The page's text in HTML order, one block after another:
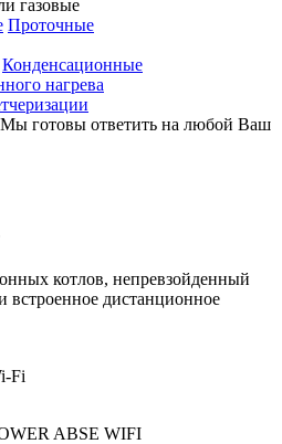
газовые
Проточные
Конденсационные
нагрева
Мы готовы ответить на любой Ваш
котлов, непревзойденный
встроенное дистанционное
Fi
ABSE WIFI